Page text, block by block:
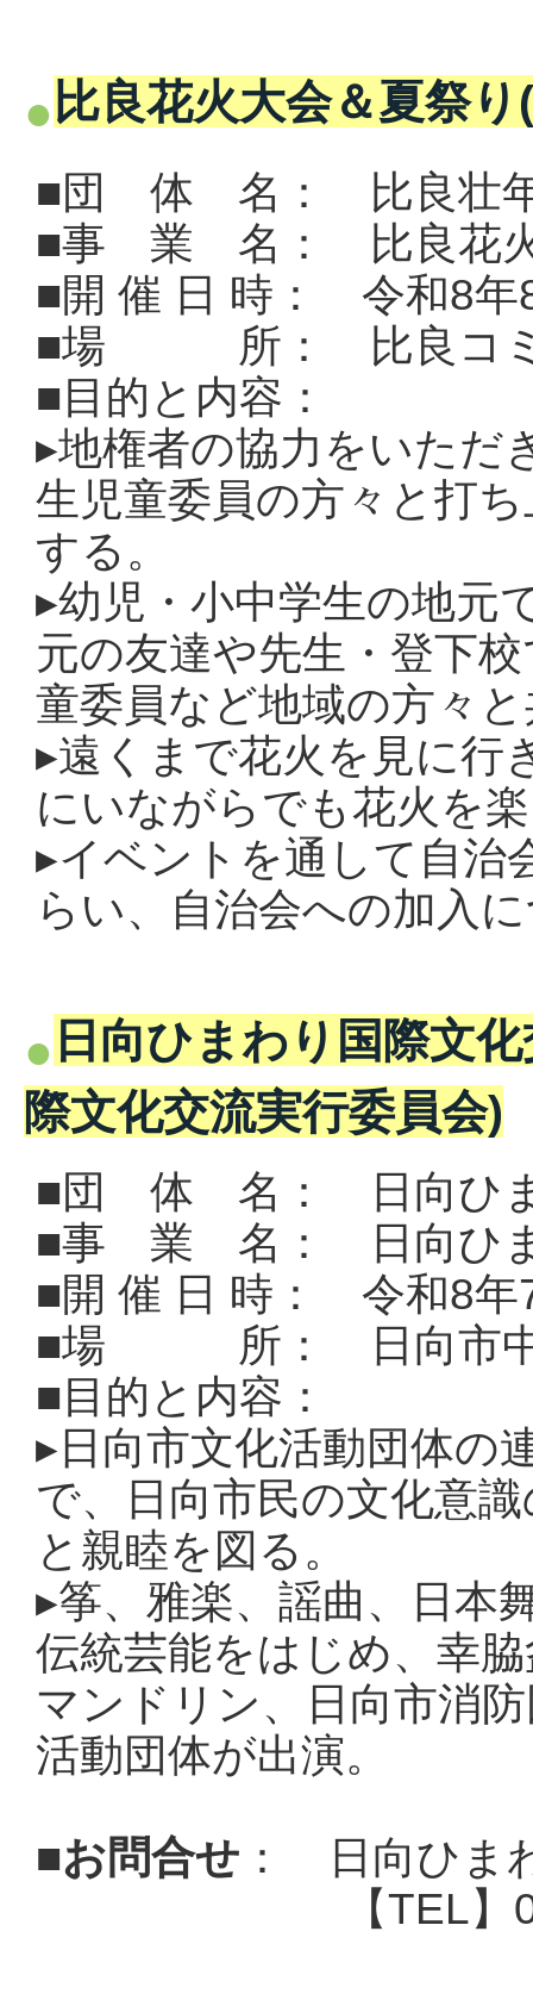
比良花火大会＆夏祭
■団 体 名： 比良壮
■事 業 名： 比良花火
■開 催 日 時： 令和8年
■場 所： 比良コミ
■目的と内容：
▸地権者の協力をいただ
生児童委員の方々と打
する。
▸幼児・小中学生の地元
元の友達や先生・登下
童委員など地域の方々
▸遠くまで花火を見に行
にいながらでも花火を
▸イベントを通して自治
らい、自治会への加入
日向ひまわり国際文
際文化交流実行委員会)
■団 体 名： 日向ひま
■事 業 名： 日向ひま
■開 催 日 時： 令和8年
■場 所： 日向市中
■目的と内容：
▸ 日向市文化活動団体の
で、日向市民の文化意
と親睦を図る。
▸筝、雅楽、謡曲、日本
伝統芸能をはじめ、幸
マンドリン、日向市消
活動団体が出演。
■お問合せ ：
日向ひま
【TEL】0982-